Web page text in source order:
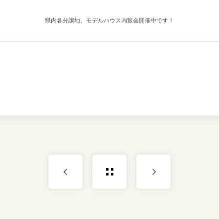
県内各分譲地、モデルハウス内覧会開催中です！